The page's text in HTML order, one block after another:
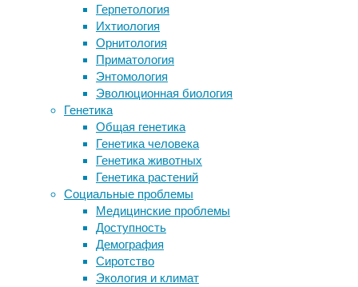
Герпетология
Ихтиология
Орнитология
Приматология
Энтомология
Эволюционная биология
Генетика
Общая генетика
Генетика человека
Генетика животных
Генетика растений
Социальные проблемы
Медицинские проблемы
Доступность
Демография
Сиротство
Экология и климат
безопасности
продуктов
питания
(EFSA)
опубликовало
рекомендации
безопасному
потреблению
основанные
данных
научных
исследований.
Следите за новостями